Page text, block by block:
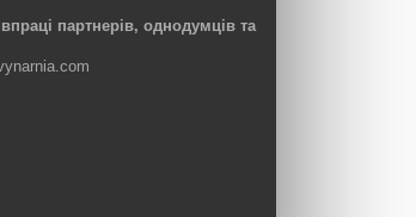
партнерів, однодумців та